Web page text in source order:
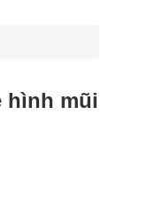
hình mũi